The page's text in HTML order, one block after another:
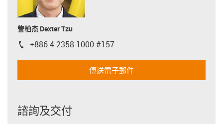
訾柏杰 Dexter Tzu
igus-icon-phone
+886 4 2358 1000 #157
傳送電子郵件
諮詢及交付